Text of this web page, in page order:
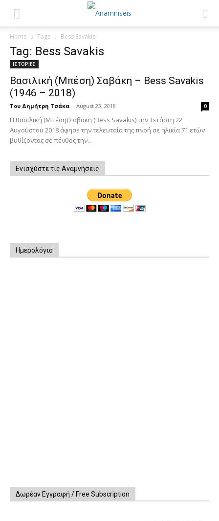
Home Tags Bess Savakis
Tag: Bess Savakis
ΙΣΤΟΡΙΕΣ
Βασιλική (Μπέση) Σαβάκη – Bess Savakis
(1946 – 2018)
Του Δημήτρη Τσάκα - August 23, 2018 0
Η Βασιλική (Μπέση) Σαβάκη (Bess Savakis) την Τετάρτη 22
Αυγούστου 2018 άφησε την τελευταία της πνοή σε ηλικία 71 ετών
βυθίζοντας σε πένθος την...
Ενισχύστε τις Αναμνήσεις
Ημερολόγιο
Δωρέαν Εγγραφή / Free Subscription